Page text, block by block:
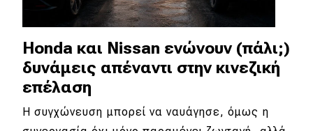
Classic
Νέα
Παρουσιάσεις
Honda και Nissan ενώνουν (πάλι;)
δυνάμεις απέναντι στην κινεζική
επέλαση
Η συγχώνευση μπορεί να ναυάγησε, όμως η